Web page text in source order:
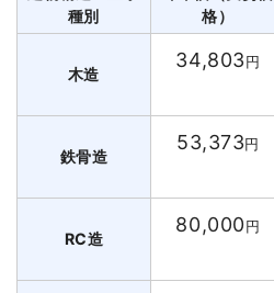
種別
格）
木造
34,803円
鉄骨造
53,373円
RC造
80,000円